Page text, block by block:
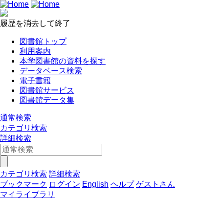
履歴を消去して終了
図書館トップ
利用案内
本学図書館の資料を探す
データベース検索
電子書籍
図書館サービス
図書館データ集
通常検索
カテゴリ検索
詳細検索
カテゴリ検索 詳細検索
ブックマーク ログイン English ヘルプ ゲストさん
マイライブラリ